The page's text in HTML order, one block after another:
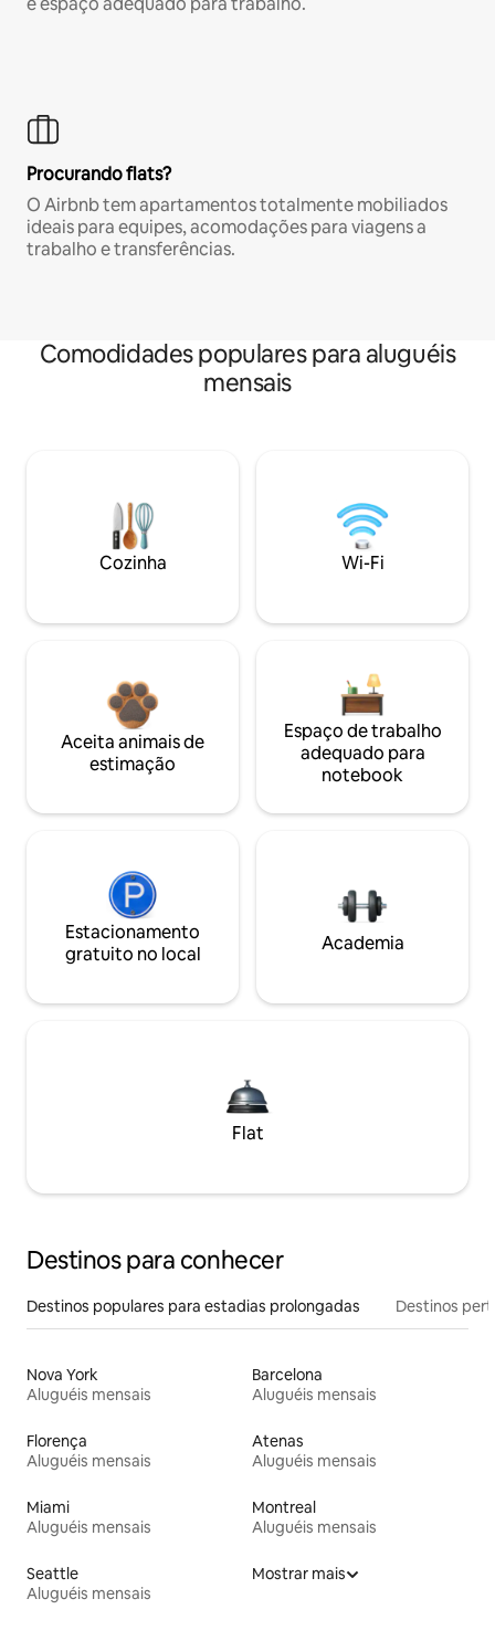
Procurando flats?
O Airbnb tem apartamentos totalmente mobiliados
ideais para equipes, acomodações para viagens a
trabalho e transferências.
Comodidades populares para aluguéis
mensais
Cozinha Wi-Fi
Aceita animais de
estimação
Espaço de trabalho
adequado para
notebook
Estacionamento
gratuito no local
Academia
Flat
Destinos para conhecer
Destinos populares para estadias prolongadas Destinos
Nova York
Aluguéis mensais
Barcelona
Aluguéis mensais
Florença
Aluguéis mensais
Atenas
Aluguéis mensais
Miami
Aluguéis mensais
Montreal
Aluguéis mensais
Seattle
Aluguéis mensais
Mostrar mais